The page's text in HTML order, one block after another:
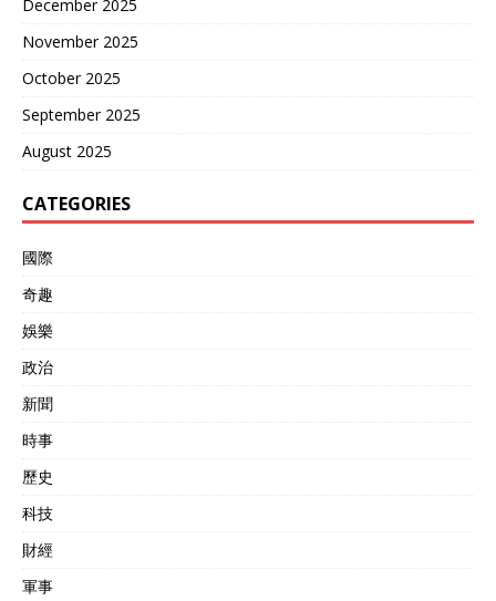
December 2025
November 2025
October 2025
September 2025
August 2025
CATEGORIES
國際
奇趣
娛樂
政治
新聞
時事
歷史
科技
財經
軍事